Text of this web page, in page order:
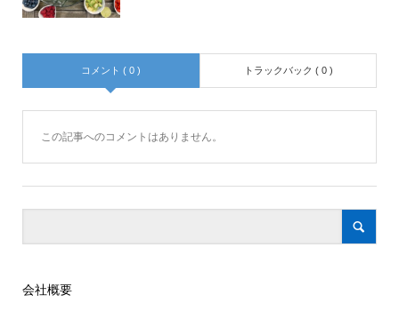
コメント ( 0 ) トラックバック ( 0 )
この記事へのコメントはありません。
会社概要